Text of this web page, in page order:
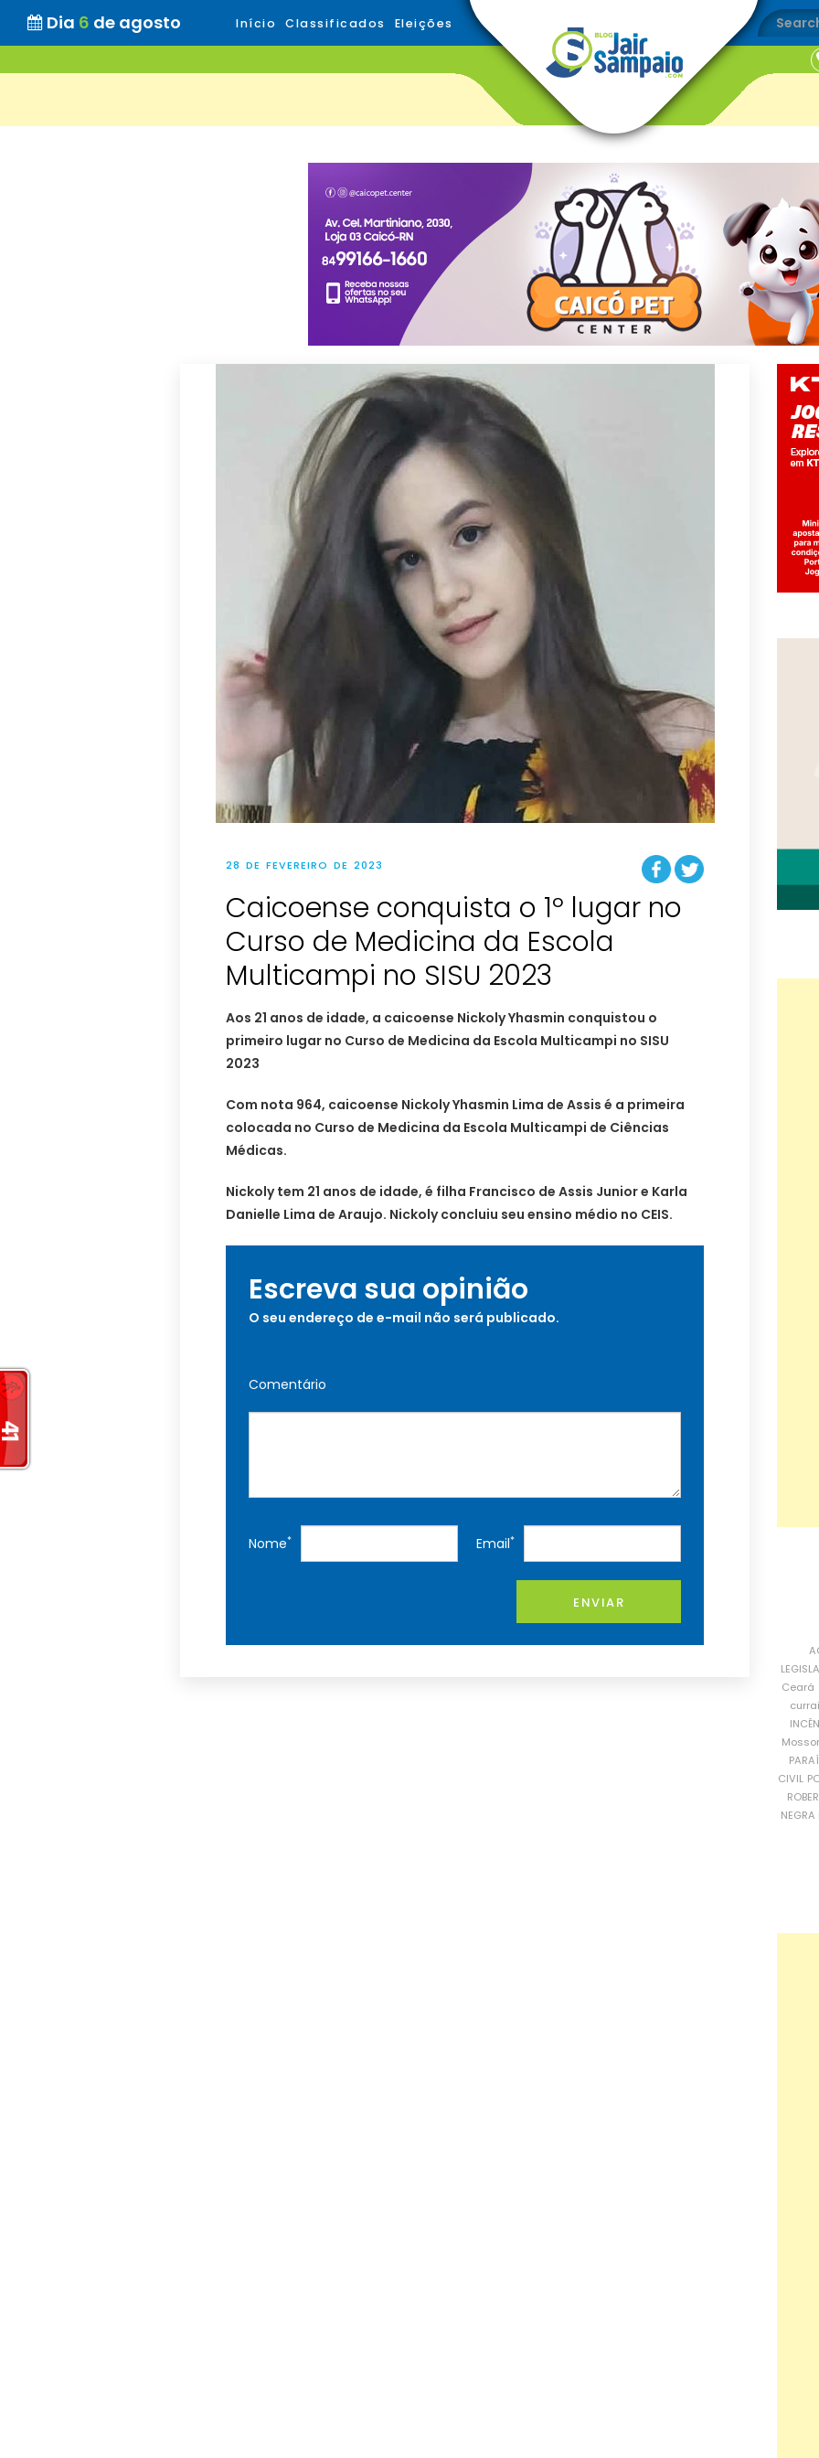
Dia 6 de agosto Início Classificados Eleições
28 DE FEVEREIRO DE 2023
Caicoense conquista o 1º lugar no
Curso de Medicina da Escola
Multicampi no SISU 2023
Aos 21 anos de idade, a caicoense Nickoly Yhasmin conquistou o
primeiro lugar no Curso de Medicina da Escola Multicampi no SISU
2023
Com nota 964, caicoense Nickoly Yhasmin Lima de Assis é a primeira
colocada no Curso de Medicina da Escola Multicampi de Ciências
Médicas.
Nickoly tem 21 anos de idade, é filha Francisco de Assis Junior e Karla
Danielle Lima de Araujo. Nickoly concluiu seu ensino médio no CEIS.
Escreva sua opinião
O seu endereço de e-mail não será publicado.
Comentário
Nome* Email*
ENVIAR
Ceará
CIVIL
NEGRA